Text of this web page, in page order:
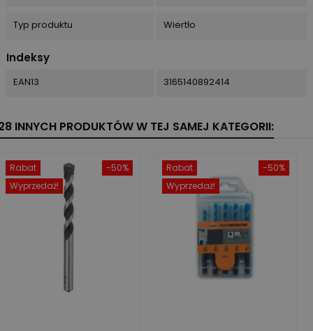
Typ produktu Wiertło
Indeksy
EAN13 3165140892414
INNYCH PRODUKTÓW W TEJ SAMEJ KATEGORII:
-50%
Rabat
Wyprzedaż!
-50%
Rabat
Wyprzedaż!